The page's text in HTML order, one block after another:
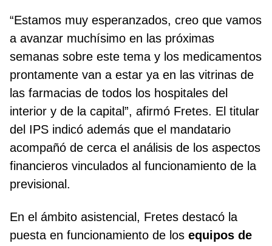
“Estamos muy esperanzados, creo que vamos
a avanzar muchísimo en las próximas
semanas sobre este tema y los medicamentos
prontamente van a estar ya en las vitrinas de
las farmacias de todos los hospitales del
interior y de la capital”, afirmó Fretes. El titular
del IPS indicó además que el mandatario
acompañó de cerca el análisis de los aspectos
financieros vinculados al funcionamiento de la
previsional.
En el ámbito asistencial, Fretes destacó la
puesta en funcionamiento de los equipos de